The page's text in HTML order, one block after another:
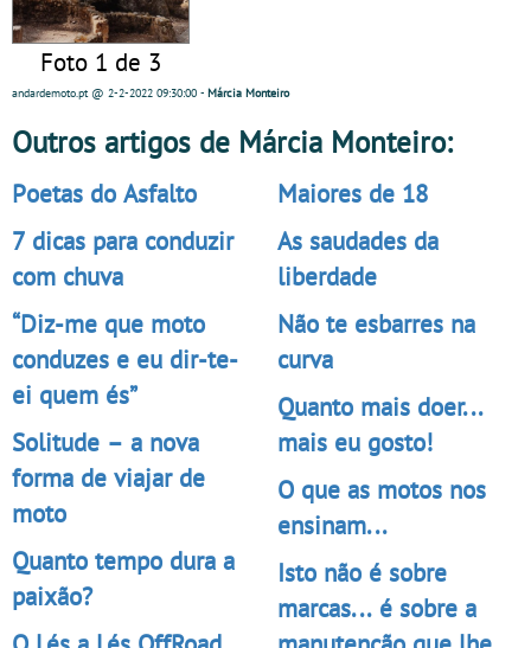
Foto 1 de 3
andardemoto.pt@ 2-2-2022 09:30:00 - Márcia Monteiro
Outros artigos de Márcia Monteiro:
Poetas do Asfalto
7 dicas para conduzir
com chuva
“Diz-me que moto
conduzes e eu dir-te-
ei quem és”
Solitude – a nova
forma de viajar de
moto
Quanto tempo dura a
paixão?
Maiores de 18
As saudades da
liberdade
Não te esbarres na
curva
Quanto mais doer...
mais eu gosto!
O que as motos nos
ensinam...
Isto não é sobre
marcas... é sobre a